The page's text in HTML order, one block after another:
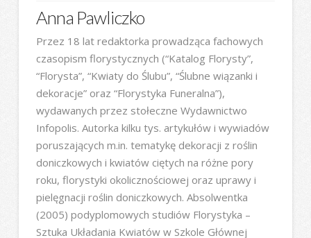
Anna Pawliczko
Przez 18 lat redaktorka prowadząca fachowych
czasopism florystycznych (“Katalog Florysty”,
“Florysta”, “Kwiaty do Ślubu”, “Ślubne wiązanki i
dekoracje” oraz “Florystyka Funeralna”),
wydawanych przez stołeczne Wydawnictwo
Infopolis. Autorka kilku tys. artykułów i wywiadów
poruszających m.in. tematykę dekoracji z roślin
doniczkowych i kwiatów ciętych na różne pory
roku, florystyki okolicznościowej oraz uprawy i
pielęgnacji roślin doniczkowych. Absolwentka
(2005) podyplomowych studiów Florystyka –
Sztuka Układania Kwiatów w Szkole Głównej